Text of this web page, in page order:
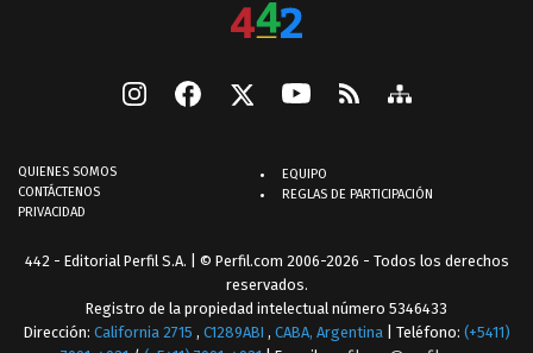
QUIENES SOMOS
CONTÁCTENOS
PRIVACIDAD
EQUIPO
REGLAS DE PARTICIPACIÓN
442 - Editorial Perfil S.A. | © Perfil.com 2006-2026 - Todos los derechos
reservados.
Registro de la propiedad intelectual número 5346433
Dirección: California 2715 , C1289ABI , CABA, Argentina | Teléfono: (+5411)